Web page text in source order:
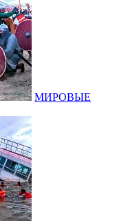
МИРОВЫЕ